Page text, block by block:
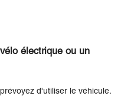
électrique ou un
d'utiliser le véhicule.